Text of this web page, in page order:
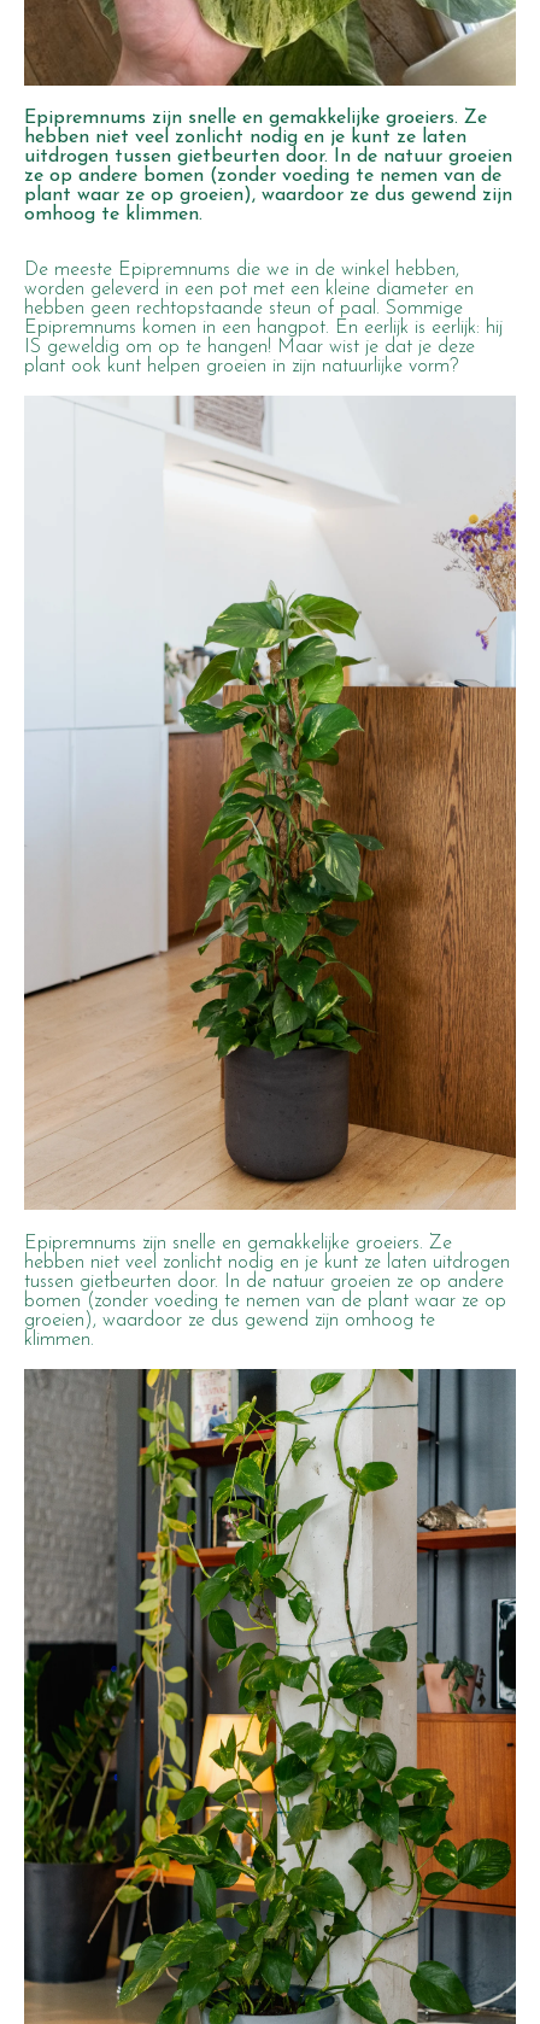
Epipremnums zijn snelle en gemakkelijke groeiers. Ze
hebben niet veel zonlicht nodig en je kunt ze laten
uitdrogen tussen gietbeurten door. In de natuur groeien
ze op andere bomen (zonder voeding te nemen van de
plant waar ze op groeien), waardoor ze dus gewend zijn
omhoog te klimmen.
De meeste Epipremnums die we in de winkel hebben,
worden geleverd in een pot met een kleine diameter en
hebben geen rechtopstaande steun of paal. Sommige
Epipremnums komen in een hangpot. En eerlijk is eerlijk: hij
IS geweldig om op te hangen! Maar wist je dat je deze
plant ook kunt helpen groeien in zijn natuurlijke vorm?
Epipremnums zijn snelle en gemakkelijke groeiers. Ze
hebben niet veel zonlicht nodig en je kunt ze laten uitdrogen
tussen gietbeurten door. In de natuur groeien ze op andere
bomen (zonder voeding te nemen van de plant waar ze op
groeien), waardoor ze dus gewend zijn omhoog te
klimmen.